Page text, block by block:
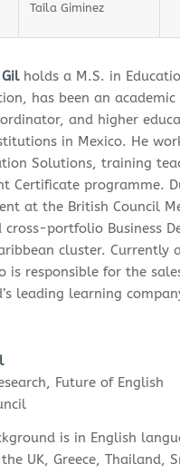
Taíla Giminez
holds a M.S. in
has been an
and higher
in Mexico. He
Solutions, training
Certificate programme.
at the British Council
cross-portfolio Business
cluster. Currently
is responsible for the
leading learning
Future of English
is in English
UK, Greece, Thailand,